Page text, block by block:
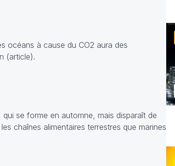
océans à cause du CO2 aura des
(article).
se forme en automne, mais disparaît de
chaînes alimentaires terrestres que marines